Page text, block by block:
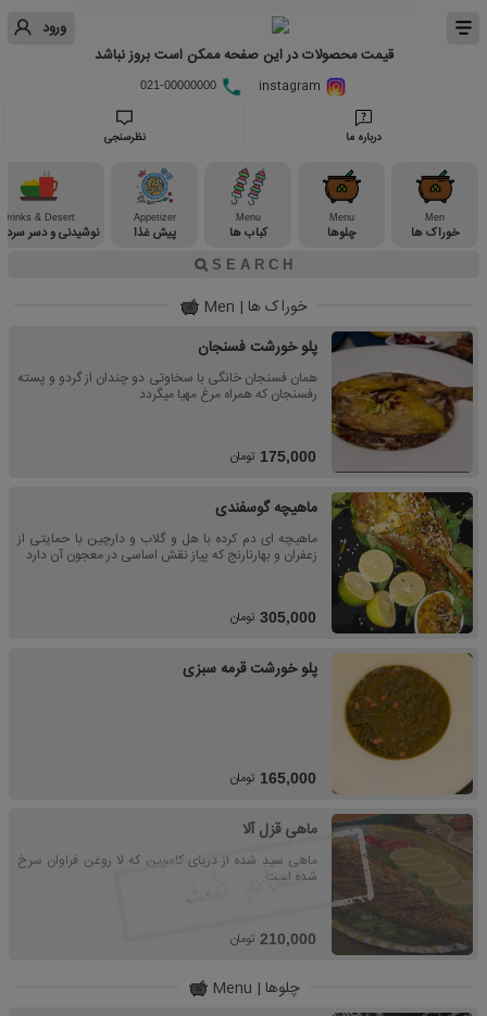
ورود
قیمت محصولات در این صفحه ممکن است بروز نباشد
021-00000000
درباره ما نظرسنجی
Men
خوراک ها
Menu
چلوها
Menu
کباب ها
Appetizer
پیش غذا
Drinks & Desert
نوشیدنی و دسر سرد
خوراک ها | Men
پلو خورشت فسنجان
همان فسنجان خانگی با سخاوتی دو چندان از گردو و پسته
رفسنجان که همراه مرغ مهیا میگردد
175,000 تومان
ماهیچه گوسفندی
ماهیچه ای دم کرده با هل و گلاب و دارچین با حمایتی از
زعفران و بهارنارنج که پیاز نقش اساسی در معجون آن دارد
305,000 تومان
پلو خورشت قرمه سبزی
165,000 تومان
ماهی قزل آلا
ماهی سید شده از دریای کاسپین که لا روغن فراوان سرخ
شده است.
210,000 تومان
چلوها | Menu